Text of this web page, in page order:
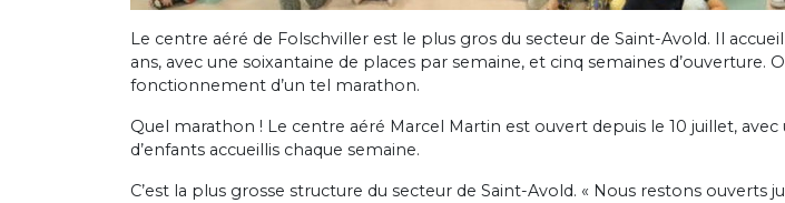
Le centre aéré de Folschviller est le plus gros du secteur de Saint-Avold. Il
ans, avec une soixantaine de places par semaine, et cinq semaines d’ouverture.
fonctionnement d’un tel marathon.
Quel marathon ! Le centre aéré Marcel Martin est ouvert depuis le 10 juillet, avec
d’enfants accueillis chaque semaine.
C’est la plus grosse structure du secteur de Saint-Avold. « Nous restons ouverts